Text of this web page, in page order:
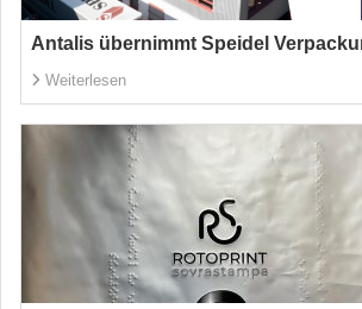
Antalis übernimmt Speidel
Weiterlesen